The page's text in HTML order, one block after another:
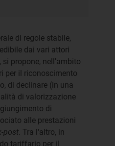
di regole stabile,
dai vari attori
propone, nell'ambito
per il riconoscimento
di declinare (in una
di valorizzazione
di
alle prestazioni
post. Tra l'altro, in
tariffario per il